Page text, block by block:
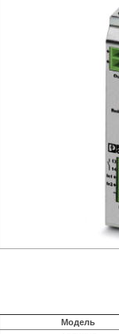
Модель